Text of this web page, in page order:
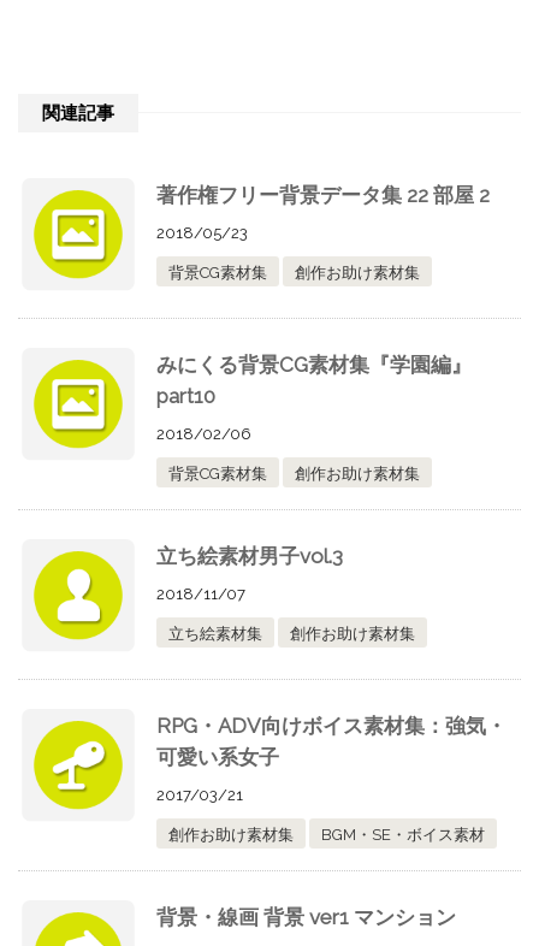
関連記事
著作権フリー背景データ集 22 部屋 2
2018/05/23
背景CG素材集 創作お助け素材集
みにくる背景CG素材集『学園編』
part10
2018/02/06
背景CG素材集 創作お助け素材集
立ち絵素材男子vol.3
2018/11/07
立ち絵素材集 創作お助け素材集
RPG・ADV向けボイス素材集：強気・
可愛い系女子
2017/03/21
創作お助け素材集 BGM・SE・ボイス素材
背景・線画 背景 ver1 マンション